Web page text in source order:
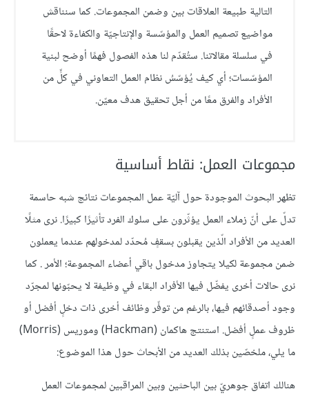
التالية طبيعة العلاقات بين وضمن المجموعات. كما سنناقش
مواضيع تصميم العمل والمؤسّسة والإنتاجيّة والكفاءة لاحقًا
في سلسلة مقالاتنا. ستُقدّم لنا هذه الفصول فهمًا أوضح لبنية
المؤسّسات؛ أي كيف يُؤسّسُ نظام العمل التعاوني في كلٍّ من
الأفراد والفرق معًا من أجل تحقيق هدف معيّن.
مجموعات العمل: نقاط أساسية
تظهر البحوث الموجودة حول آليّة عمل المجموعات نتائج شبه حاسمة
تدلّ على أنّ زملاء العمل يؤثّرون على سلوك الفرد تأثيرًا كبيرًا. نرى مثلًا
العديد من الأفراد الّذين يقبلون بسقفٍ مُحدّد لمدخولهم عندما يعملون
ضمن مجموعة لكيلا يتجاوز مدخول باقي أعضاء المجموعة؛ الأمر . كما
نرى حالات أخرى يفضّل فيها الأفراد البقاء في وظيفة لا يحبّونها لمجرّد
وجود أصدقائهم فيها، بالرغم من توفّر وظائف أخرى ذات دخلٍ أفضل أو
ظروف عملٍ أفضل. استنتج هاكمان (Hackman) وموريس (Morris)
ما يلي، ملخصّين بذلك العديد من الأبحاث حول هذا الموضوع:
هنالك اتفاق جوهريّ بين الباحثين وبين المراقبين لمجموعات العمل